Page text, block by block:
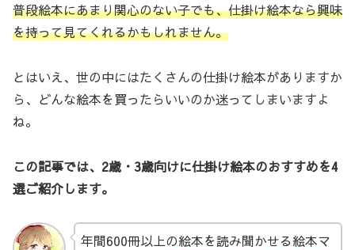
普段絵本にあまり関心のない子でも、仕掛け絵本なら興味
を持って見てくれるかもしれません。
とはいえ、世の中にはたくさんの仕掛け絵本がありますか
ら、どんな絵本を買ったらいいのか迷ってしまいますよ
ね。
この記事では、2歳・3歳向けに仕掛け絵本のおすすめを4
選ご紹介します。
年間600冊以上の絵本を読み聞かせる絵本マ